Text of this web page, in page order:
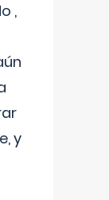
,
y